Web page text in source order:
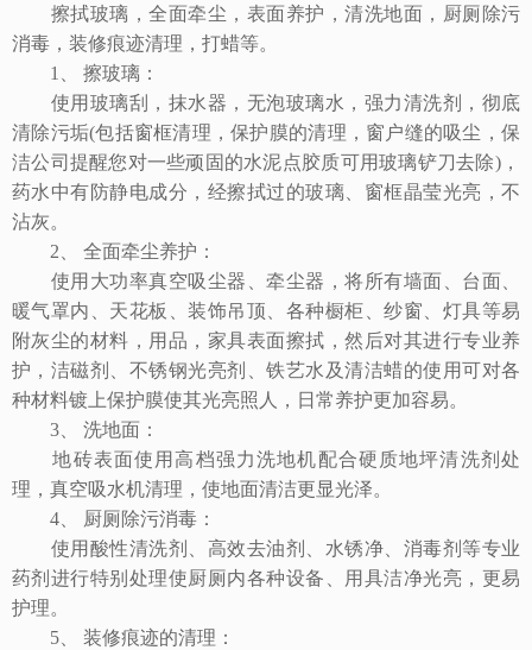
擦拭玻璃，全面牵尘，表面养护，清洗地面，厨厕除污
消毒，装修痕迹清理，打蜡等。
1、 擦玻璃：
使用玻璃刮，抹水器，无泡玻璃水，强力清洗剂，彻底
清除污垢(包括窗框清理，保护膜的清理，窗户缝的吸尘，保
洁公司提醒您对一些顽固的水泥点胶质可用玻璃铲刀去除)，
药水中有防静电成分，经擦拭过的玻璃、窗框晶莹光亮，不
沾灰。
2、 全面牵尘养护：
使用大功率真空吸尘器、牵尘器，将所有墙面、台面、
暖气罩内、天花板、装饰吊顶、各种橱柜、纱窗、灯具等易
附灰尘的材料，用品，家具表面擦拭，然后对其进行专业养
护，洁磁剂、不锈钢光亮剂、铁艺水及清洁蜡的使用可对各
种材料镀上保护膜使其光亮照人，日常养护更加容易。
3、 洗地面：
地砖表面使用高档强力洗地机配合硬质地坪清洗剂处
理，真空吸水机清理，使地面清洁更显光泽。
4、 厨厕除污消毒：
使用酸性清洗剂、高效去油剂、水锈净、消毒剂等专业
药剂进行特别处理使厨厕内各种设备、用具洁净光亮，更易
护理。
5、 装修痕迹的清理：